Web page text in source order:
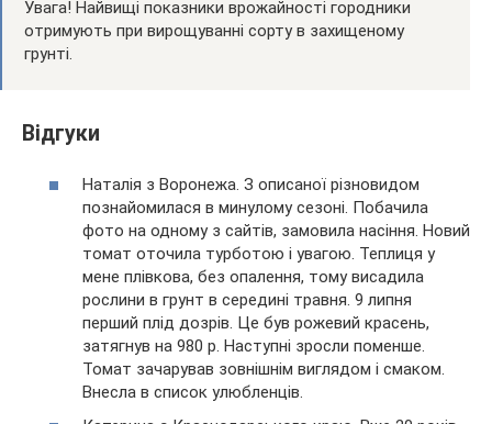
Увага! Найвищі показники врожайності городники
отримують при вирощуванні сорту в захищеному
грунті.
Відгуки
Наталія з Воронежа. З описаної різновидом
познайомилася в минулому сезоні. Побачила
фото на одному з сайтів, замовила насіння. Новий
томат оточила турботою і увагою. Теплиця у
мене плівкова, без опалення, тому висадила
рослини в грунт в середині травня. 9 липня
перший плід дозрів. Це був рожевий красень,
затягнув на 980 р. Наступні зросли поменше.
Томат зачарував зовнішнім виглядом і смаком.
Внесла в список улюбленців.